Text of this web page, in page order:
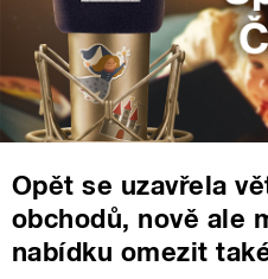
Opět se uzavřela
obchodů, nově ale
nabídku omezit